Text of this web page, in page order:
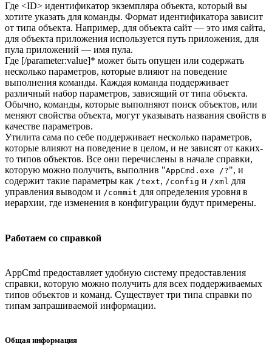
Где <ID> идентификатор экземпляра объекта, который вы
хотите указать для команды. Формат идентификатора зависит
от типа объекта. Например, для объекта сайт — это имя сайта,
для объекта приложения используется путь приложения, для
пула приложений — имя пула.
Где [/parameter:value]* может быть опущен или содержать
несколько параметров, которые влияют на поведение
выполнения команды. Каждая команда поддерживает
различный набор параметров, зависящий от типа объекта.
Обычно, команды, которые выполняют поиск объектов, или
меняют свойства объекта, могут указывать названия свойств в
качестве параметров.
Утилита сама по себе поддерживает несколько параметров,
которые влияют на поведение в целом, и не зависят от каких-
то типов объектов. Все они перечислены в начале справки,
которую можно получить, выполнив "AppCmd.exe /?", и
содержит такие параметры как /text, /config и /xml для
управления выводом и /commit для определения уровня в
иерархии, где изменения в конфигурации будут примерены.
Работаем со справкой
AppCmd предоставляет удобную систему предоставления
справки, которую можно получить для всех поддерживаемых
типов объектов и команд. Существует три типа справки по
типам запрашиваемой информации.
Общая информация